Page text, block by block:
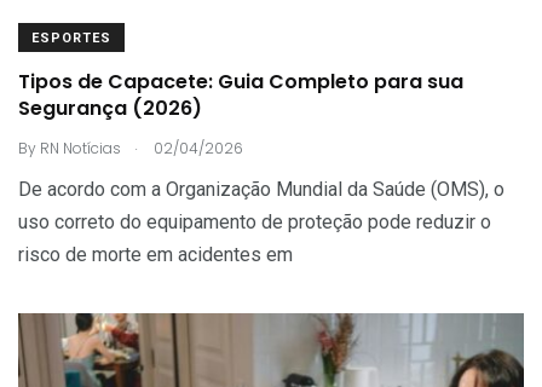
ESPORTES
Tipos de Capacete: Guia Completo para sua
Segurança (2026)
By RN Notícias . 02/04/2026
De acordo com a Organização Mundial da Saúde (OMS), o
uso correto do equipamento de proteção pode reduzir o
risco de morte em acidentes em